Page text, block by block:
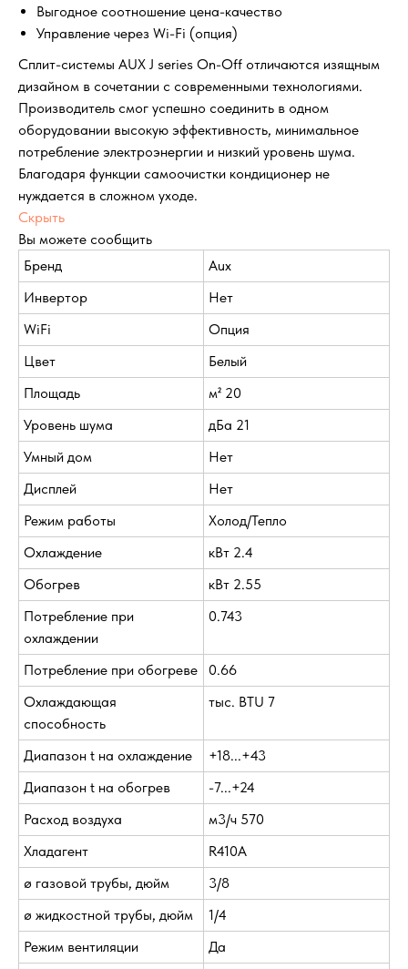
Выгодное соотношение цена-качество
Управление через Wi-Fi (опция)
Сплит-системы AUX J series On-Off отличаются изящным
дизайном в сочетании с современными технологиями.
Производитель смог успешно соединить в одном
оборудовании высокую эффективность, минимальное
потребление электроэнергии и низкий уровень шума.
Благодаря функции самоочистки кондиционер не
нуждается в сложном уходе.
Скрыть
Вы можете сообщить
Бренд
Aux
Инвертор
Нет
WiFi
Опция
Цвет
Белый
Площадь
м² 20
Уровень шума
дБа 21
Умный дом
Нет
Дисплей
Нет
Режим работы
Холод/Тепло
Охлаждение
кВт 2.4
Обогрев
кВт 2.55
Потребление при
охлаждении
0.743
Потребление при обогреве
0.66
Охлаждающая
способность
тыс. BTU 7
Диапазон t на охлаждение
+18...+43
Диапазон t на обогрев
-7...+24
Расход воздуха
м3/ч 570
Хладагент
R410A
ø газовой трубы, дюйм
3/8
ø жидкостной трубы, дюйм
1/4
Режим вентиляции
Да